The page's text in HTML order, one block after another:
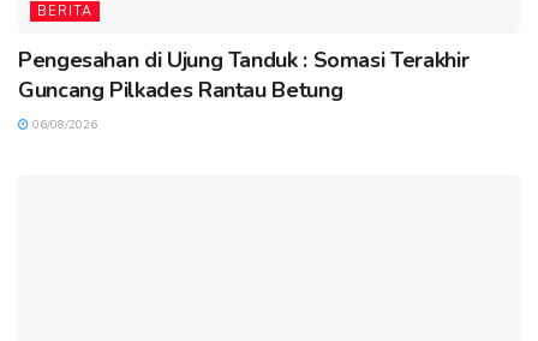
BERITA
Pengesahan di Ujung Tanduk : Somasi Terakhir
Guncang Pilkades Rantau Betung
06/08/2026